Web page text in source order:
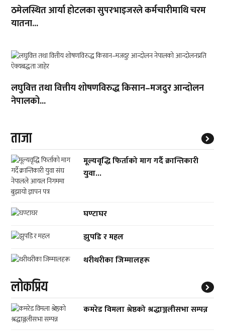
ठमेलस्थित आर्या होटलका सुपरभाइजरले कर्मचारीमाथि चरम
यातना...
लघुवित्त तथा वित्तीय शोषणविरुद्ध किसान–मजदुर आन्दोलन
नेपालको...
ताजा
मूल्यवृद्धि फिर्ताको माग गर्दै क्रान्तिकारी
युवा...
घण्टाघर
झुपडि र महल
थरीथरीका जिम्मालहरू
लाेकप्रिय
कमरेड विमला श्रेष्ठको श्रद्धाञ्जलीसभा सम्पन्न